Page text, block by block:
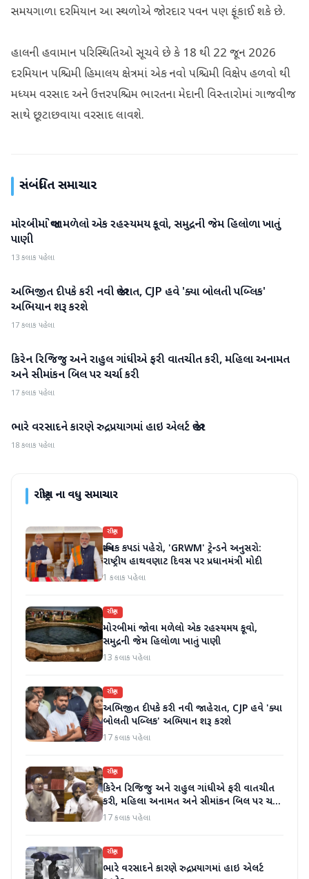
સમયગાળા દરમિયાન આ સ્થળોએ જોરદાર પવન પણ ફૂંકાઈ શકે છે.
હાલની હવામાન પરિસ્થિતિઓ સૂચવે છે કે 18 થી 22 જૂન 2026
દરમિયાન પશ્ચિમી હિમાલય ક્ષેત્રમાં એક નવો પશ્ચિમી વિક્ષેપ હળવો થી
મધ્યમ વરસાદ અને ઉત્તરપશ્ચિમ ભારતના મેદાની વિસ્તારોમાં ગાજવીજ
સાથે છૂટાછવાયા વરસાદ લાવશે.
સંબંધિત સમાચાર
રાષ્ટ્રીય
મોરબીમાં જોવા મળેલો એક રહસ્યમય કૂવો, સમુદ્રની જેમ હિલોળા ખાતું
પાણી
13 કલાક પહેલા
રાષ્ટ્રીય
અભિજીત દીપકે કરી નવી જાહેરાત, CJP હવે 'ક્યા બોલતી પબ્લિક'
અભિયાન શરૂ કરશે
17 કલાક પહેલા
રાષ્ટ્રીય
કિરેન રિજિજુ અને રાહુલ ગાંધીએ ફરી વાતચીત કરી, મહિલા અનામત
અને સીમાંકન બિલ પર ચર્ચા કરી
17 કલાક પહેલા
રાષ્ટ્રીય
ભારે વરસાદને કારણે રુદ્રપ્રયાગમાં હાઇ એલર્ટ જાહેર
18 કલાક પહેલા
રાષ્ટ્રીયના વધુ સમાચાર
રાષ્ટ્રીય
સ્થાનિક કપડાં પહેરો, 'GRWM' ટ્રેન્ડને અનુસરો:
રાષ્ટ્રીય હાથવણાટ દિવસ પર પ્રધાનમંત્રી મોદી
1 કલાક પહેલા
રાષ્ટ્રીય
મોરબીમાં જોવા મળેલો એક રહસ્યમય કૂવો,
સમુદ્રની જેમ હિલોળા ખાતું પાણી
13 કલાક પહેલા
રાષ્ટ્રીય
અભિજીત દીપકે કરી નવી જાહેરાત, CJP હવે 'ક્યા
બોલતી પબ્લિક' અભિયાન શરૂ કરશે
17 કલાક પહેલા
રાષ્ટ્રીય
કિરેન રિજિજુ અને રાહુલ ગાંધીએ ફરી વાતચીત
કરી, મહિલા અનામત અને સીમાંકન બિલ પર ચર્ચા
કરી
17 કલાક પહેલા
રાષ્ટ્રીય
ભારે વરસાદને કારણે રુદ્રપ્રયાગમાં હાઇ એલર્ટ